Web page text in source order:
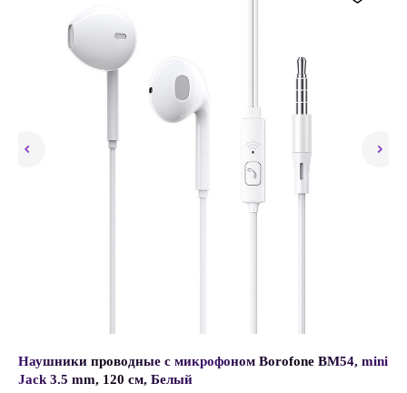
Наушники проводные с микрофоном Borofone BM54, mini
Jack 3.5 mm, 120 см, Белый